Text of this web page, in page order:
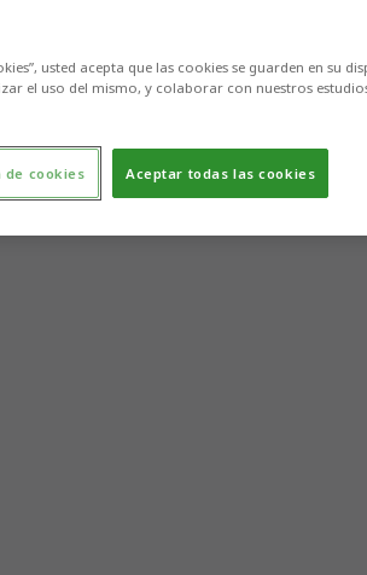
a la anteúltima jornada
usted acepta que las cookies se guarden en su
el uso del mismo, y colaborar con nuestros
Aceptar todas las cookies
de cookies